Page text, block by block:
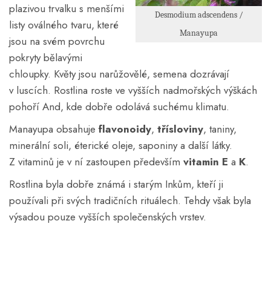
Desmodium adscendens /
Manayupa
plazivou trvalku s menšími
listy oválného tvaru, které
jsou na svém povrchu
pokryty bělavými
chloupky. Květy jsou narůžovělé, semena dozrávají
v luscích. Rostlina roste ve vyšších nadmořských výškách
pohoří And, kde dobře odolává suchému klimatu.
Manayupa obsahuje flavonoidy, třísloviny, taniny,
minerální soli, éterické oleje, saponiny a další látky.
Z vitaminů je v ní zastoupen především vitamin E a K.
Rostlina byla dobře známá i starým Inkům, kteří ji
používali při svých tradičních rituálech. Tehdy však byla
výsadou pouze vyšších společenských vrstev.